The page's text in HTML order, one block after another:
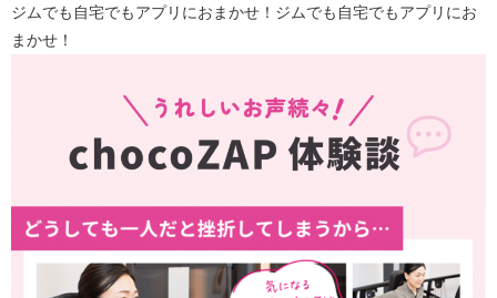
ジムでも自宅でもアプリにおまかせ！ジムでも自宅でもアプリにお
まかせ！